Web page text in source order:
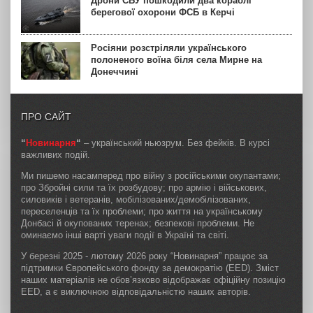
берегової охорони ФСБ в Керчі
Росіяни розстріляли українського
полоненого воїна біля села Мирне на
Донеччині
ПРО САЙТ
“ Новинарня“ – український ньюзрум. Без фейків. В курсі
важливих подій.
Ми пишемо насамперед про війну з російськими окупантами;
про Збройні сили та їх розбудову; про армію і військових,
силовиків і ветеранів, мобілізованих/демобілізованих,
переселенців та їх проблеми; про життя на українському
Донбасі й окупованих теренах; безпекові проблеми. Не
оминаємо інші варті уваги події в Україні та світі.
У березні 2025 - лютому 2026 року “Новинарня” працює за
підтримки Європейського фонду за демократію (EED). Зміст
наших матеріалів не обов’язково відображає офіційну позицію
EED, а є виключною відповідальністю наших авторів.